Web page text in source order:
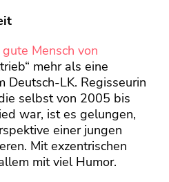
gute Mensch von
mehr als eine
Deutsch-LK. Regisseurin
selbst von 2005 bis
war, ist es gelungen,
einer jungen
Mit exzentrischen
mit viel Humor.